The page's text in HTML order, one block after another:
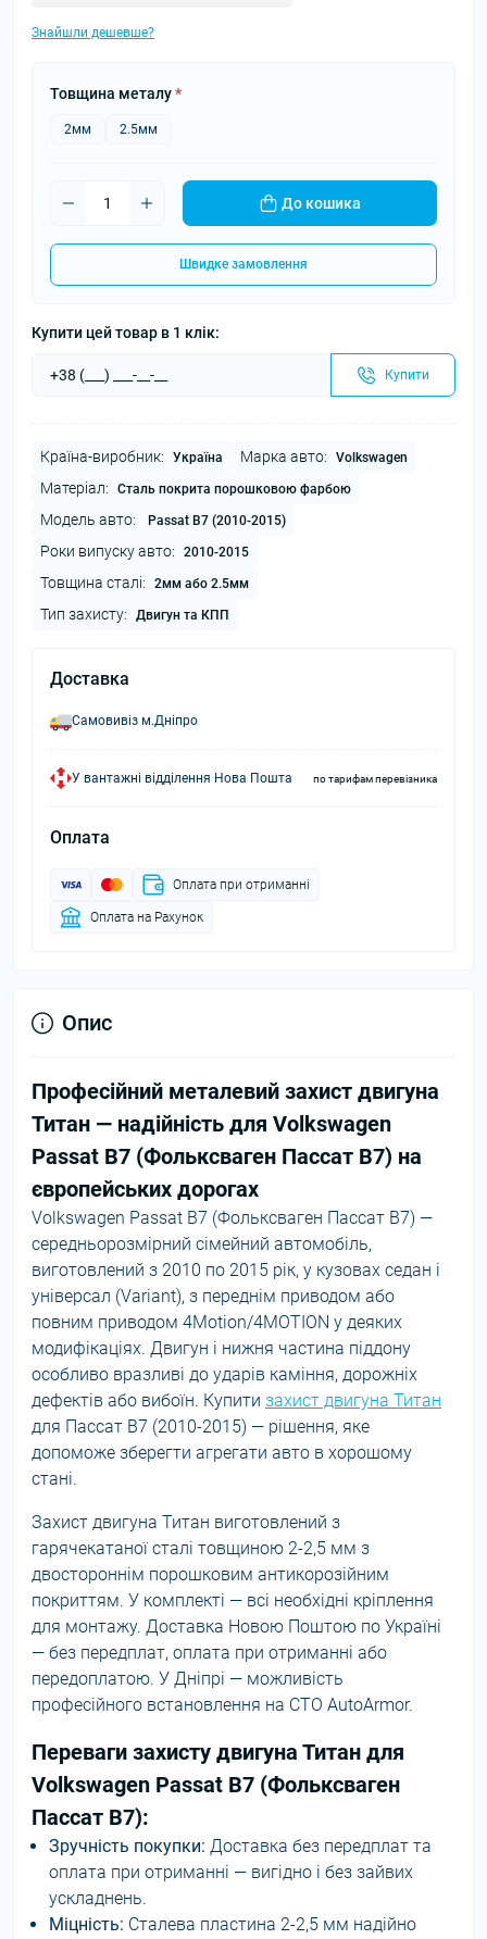
Знайшли дешевше?
Товщина металу*
2мм 2.5мм
До кошика
Швидке замовлення
Купити цей товар в 1 клік:
Купити
Країна-виробник: Україна Марка авто: Volkswagen
Матеріал: Сталь покрита порошковою фарбою
Модель авто: Passat B7 (2010-2015)
Роки випуску авто: 2010-2015
Товщина сталі: 2мм або 2.5мм
Тип захисту: Двигун та КПП
Доставка
Самовивіз м.Дніпро
У вантажні відділення Нова Пошта по тарифам перевізника
Оплата
Оплата при отриманні
Оплата на Рахунок
Опис
Професійний металевий захист двигуна
Титан — надійність для Volkswagen
Passat B7 (Фольксваген Пассат В7) на
європейських дорогах
Volkswagen Passat B7 (Фольксваген Пассат В7) —
середньорозмірний сімейний автомобіль,
виготовлений з 2010 по 2015 рік, у кузовах седан і
універсал (Variant), з переднім приводом або
повним приводом 4Motion/4MOTION у деяких
модифікаціях. Двигун і нижня частина піддону
особливо вразливі до ударів каміння, дорожніх
дефектів або вибоїн. Купити захист двигуна Титан
для Пассат В7 (2010-2015) — рішення, яке
допоможе зберегти агрегати авто в хорошому
стані.
Захист двигуна Титан виготовлений з
гарячекатаної сталі товщиною 2-2,5 мм з
двостороннім порошковим антикорозійним
покриттям. У комплекті — всі необхідні кріплення
для монтажу. Доставка Новою Поштою по Україні
— без передплат, оплата при отриманні або
передоплатою. У Дніпрі — можливість
професійного встановлення на СТО AutoArmor.
Переваги захисту двигуна Титан для
Volkswagen Passat B7 (Фольксваген
Пассат В7):
Зручність покупки: Доставка без передплат та
оплата при отриманні — вигідно і без зайвих
ускладнень.
Міцність: Сталева пластина 2-2,5 мм надійно